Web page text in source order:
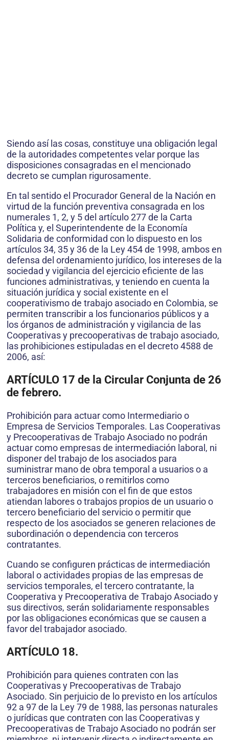
Siendo así las cosas, constituye una obligación legal
de la autoridades competentes velar porque las
disposiciones consagradas en el mencionado
decreto se cumplan rigurosamente.
En tal sentido el Procurador General de la Nación en
virtud de la función preventiva consagrada en los
numerales 1, 2, y 5 del artículo 277 de la Carta
Política y, el Superintendente de la Economía
Solidaria de conformidad con lo dispuesto en los
artículos 34, 35 y 36 de la Ley 454 de 1998, ambos en
defensa del ordenamiento jurídico, los intereses de la
sociedad y vigilancia del ejercicio eficiente de las
funciones administrativas, y teniendo en cuenta la
situación jurídica y social existente en el
cooperativismo de trabajo asociado en Colombia, se
permiten transcribir a los funcionarios públicos y a
los órganos de administración y vigilancia de las
Cooperativas y precooperativas de trabajo asociado,
las prohibiciones estipuladas en el decreto 4588 de
2006, así:
ARTÍCULO 17 de la Circular Conjunta de 26
de febrero.
Prohibición para actuar como Intermediario o
Empresa de Servicios Temporales. Las Cooperativas
y Precooperativas de Trabajo Asociado no podrán
actuar como empresas de intermediación laboral, ni
disponer del trabajo de los asociados para
suministrar mano de obra temporal a usuarios o a
terceros beneficiarios, o remitirlos como
trabajadores en misión con el fin de que estos
atiendan labores o trabajos propios de un usuario o
tercero beneficiario del servicio o permitir que
respecto de los asociados se generen relaciones de
subordinación o dependencia con terceros
contratantes.
Cuando se configuren prácticas de intermediación
laboral o actividades propias de las empresas de
servicios temporales, el tercero contratante, la
Cooperativa y Precooperativa de Trabajo Asociado y
sus directivos, serán solidariamente responsables
por las obligaciones económicas que se causen a
favor del trabajador asociado.
ARTÍCULO 18.
Prohibición para quienes contraten con las
Cooperativas y Precooperativas de Trabajo
Asociado. Sin perjuicio de lo previsto en los artículos
92 a 97 de la Ley 79 de 1988, las personas naturales
o jurídicas que contraten con las Cooperativas y
Precooperativas de Trabajo Asociado no podrán ser